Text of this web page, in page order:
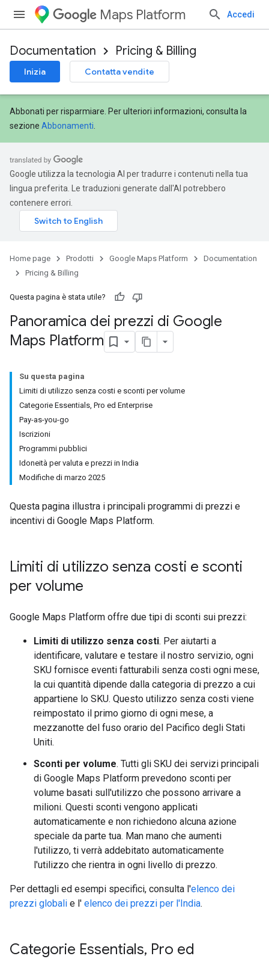
Maps Platform Accedi
Documentation Pricing & Billing
Inizia Contatta vendite
Abbonati per risparmiare. Per ulteriori informazioni, consulta la
sezione Abbonamenti
Google utilizza la tecnologia AI per tradurre i contenuti nella tua
lingua preferita. Le traduzioni generate dall'AI potrebbero
contenere errori.
Home page Prodotti Google Maps Platform
Documentation
Pricing & Billing
Questa pagina è stata utile?
Panoramica dei prezzi di Google
Maps Platform
Su questa pagina
Limiti di utilizzo senza costi e sconti per volume
Categorie Essentials, Pro ed Enterprise
Pay-as-you-go
Iscrizioni
Programmi pubblici
Idoneità per valuta e prezzi in India
Modifiche di marzo 2025
Questa pagina illustra i principali programmi di prezzi e
incentivi di Google Maps Platform.
Limiti di utilizzo senza costi e sconti
per volume
Google Maps Platform offre due tipi di sconti sui prezzi:
Limiti di utilizzo senza costi. Per aiutarti a
identificare, valutare e testare il nostro servizio, ogni
SKU fornisce eventi fatturabili senza costi ogni mese,
la cui quantità dipende dalla categoria di prezzo a cui
appartiene lo SKU. Questo utilizzo senza costi viene
reimpostato il primo giorno di ogni mese, a
mezzanotte del fuso orario del Pacifico degli Stati
Uniti.
Sconti per volume. Tutti gli SKU dei servizi principali
di Google Maps Platform prevedono sconti per
volume basati sull'utilizzo che possono arrivare a
milioni. Questi sconti vengono applicati
automaticamente e non richiedono alcuna azione
speciale da parte tua. Man mano che aumenti
l'utilizzo, ti verrà addebitato automaticamente
l'utilizzo che rientra in ogni livello di prezzo.
Per dettagli ed esempi specifici, consulta l'elenco dei
prezzi globali e l' elenco dei prezzi per l'India.
Categorie Essentials, Pro ed